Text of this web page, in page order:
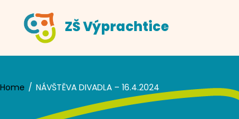
content
ZŠ Výprachtice
Home NÁVŠTĚVA DIVADLA – 16.4.2024